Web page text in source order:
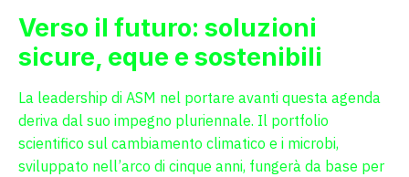
Verso il futuro: soluzioni
sicure, eque e sostenibili
La leadership di ASM nel portare avanti questa agenda
deriva dal suo impegno pluriennale. Il portfolio
scientifico sul cambiamento climatico e i microbi,
sviluppato nell’arco di cinque anni, fungerà da base per